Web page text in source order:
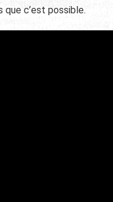
que c’est possible.